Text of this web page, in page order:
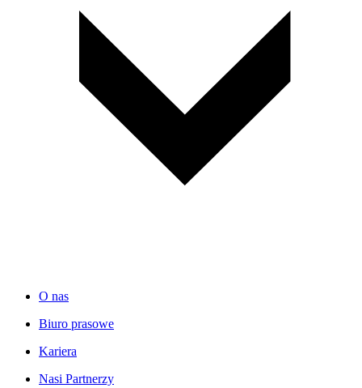
O nas
Biuro prasowe
Kariera
Nasi Partnerzy